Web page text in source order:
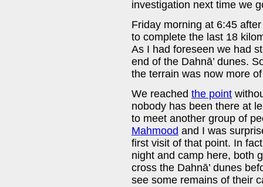
investigation next time we
Friday morning at 6:45
to complete the last 18
As I had foreseen we had
end of the Dahnā’ dunes.
the terrain was now more
We reached the point
nobody has been there at
to meet another group of
Mahmood and I was
first visit of that point. In
night and camp here, both
cross the Dahnā’ dunes
see some remains of their